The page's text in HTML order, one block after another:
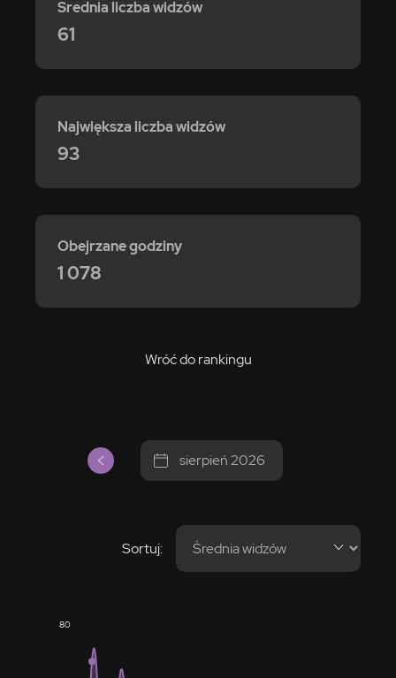
Wróć do rankingu
Średnia liczba widzów
61
Największa liczba widzów
93
Obejrzane godziny
1 078
sierpień 2026
Sortuj:
80